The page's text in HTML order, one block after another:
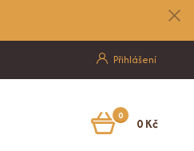
Přihlášení
0 0 Kč